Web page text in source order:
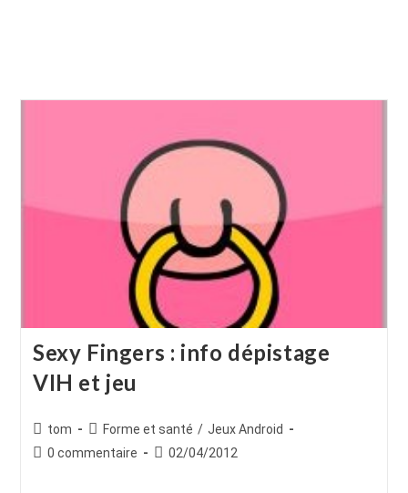
Sexy Fingers : info dépistage
VIH et jeu
Auteur/autrice
de
tom
Post
category:
Forme et santé / Jeux Android
Commentaires
0 commentaire
Publication
02/04/2012